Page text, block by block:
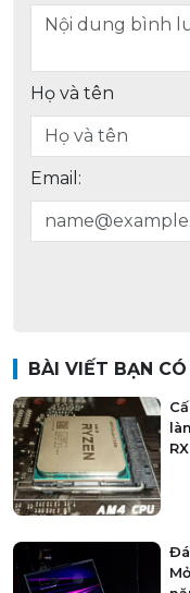
Họ và tên
Email:
BÀI VIẾT BẠN